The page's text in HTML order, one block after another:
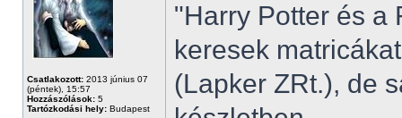
Csatlakozott: 2013 június 07
(péntek), 15:57
Hozzászólások: 5
Tartózkodási hely: Budapest
"Harry Potter és a
keresek
(Lapker ZRt.), de